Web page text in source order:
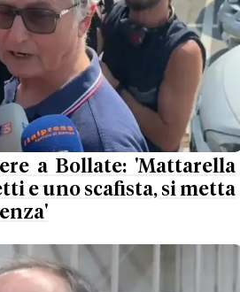
a Bollate: 'Mattarella
e uno scafista, si metta